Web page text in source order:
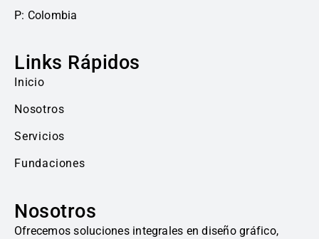
P: Colombia
Links Rápidos
Inicio
Nosotros
Servicios
Fundaciones
Nosotros
Ofrecemos soluciones integrales en diseño gráfico,